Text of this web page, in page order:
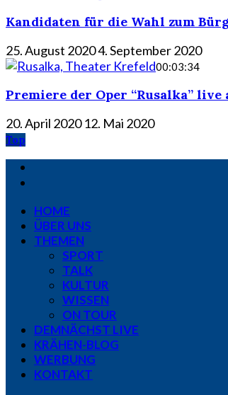
Kandidaten für die Wahl zum
25. August 20204. September 2020
00:03:34
Premiere der Oper “Rusalka” live
20. April 2020 12. Mai 2020
Top
HOME
ÜBER UNS
THEMEN
SPORT
TALK
KULTUR
WISSEN
ON TOUR
DEMNÄCHST LIVE
KRÄHEN-BLOG
WERBUNG
KONTAKT